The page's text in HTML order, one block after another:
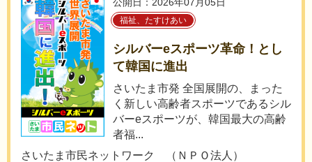
福祉、たすけあい
シルバーeスポーツ革命！とし
て韓国に進出
さいたま市発 全国展開の、まった
く新しい高齢者スポーツであるシル
バーeスポーツが、韓国最大の高齢
者福...
さいたま市民ネットワーク （ＮＰＯ法人）